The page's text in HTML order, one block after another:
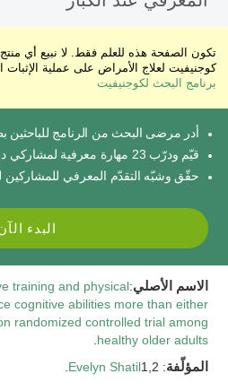
تكون الصفحة هذه للعلم فقط. لا نبيع أي
كوجنيفيت لعلاج الأمراض على عملية
برنامج البحث لكوجنيفيت
أدر مرضى البحث من الرنامج للباحثين
قيّم ودرّب 23 مهارة معرفية لمشاركي دراستك
حقّق وشبّه التقدّم المعرفي للمشاركين
البدء
الاسم الأصلي:
training and physical
cognitive abilities more than either
randomized controlled trial among
healthy older adults
المؤلّفة:
Evelyn Shatil1,2.